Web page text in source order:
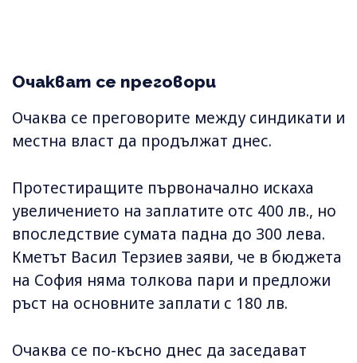
Очакват се преговори
Очаква се преговорите между синдикати и
местна власт да продължат днес.
Протестиращите първоначално искаха
увеличението на заплатите отс 400 лв., но
впоследствие сумата падна до 300 лева.
Кметът Васил Терзиев заяви, че в бюджета
на София няма толкова пари и предложи
ръст на основните заплати с 180 лв.
Очаква се по-късно днес да заседават